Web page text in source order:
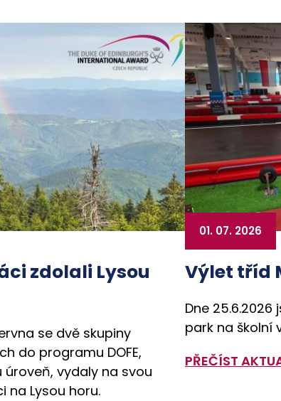
zdolali Lysou
se dvě skupiny
do programu DOFE,
vydaly na svou
na Lysou horu.
Výlet tříd
01. 07. 2026
Dne
park na školní
PŘEČÍST